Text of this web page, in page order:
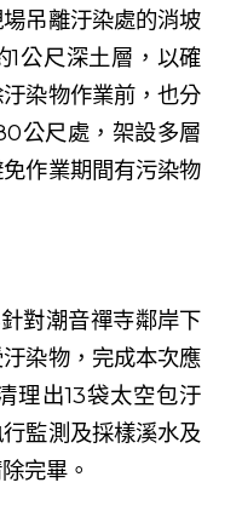
吊離汙染處的消坡
1公尺深土層，以確
染物作業前，也分
公尺處，架設多層
作業期間有污染物
對潮音禪寺鄰岸下
染物，完成本次應
理出13袋太空包汙
監測及採樣溪水及
完畢。